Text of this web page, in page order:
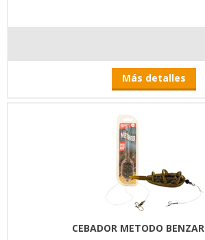
Más detalles
CEBADOR METODO